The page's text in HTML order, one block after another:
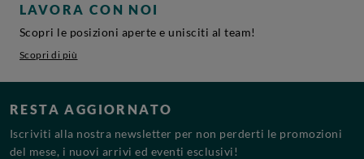
LAVORA CON NOI
Scopri le posizioni aperte e unisciti al team!
Scopri di più
RESTA AGGIORNATO
Iscriviti alla nostra newsletter per non perderti le promozioni
del mese, i nuovi arrivi ed eventi esclusivi!